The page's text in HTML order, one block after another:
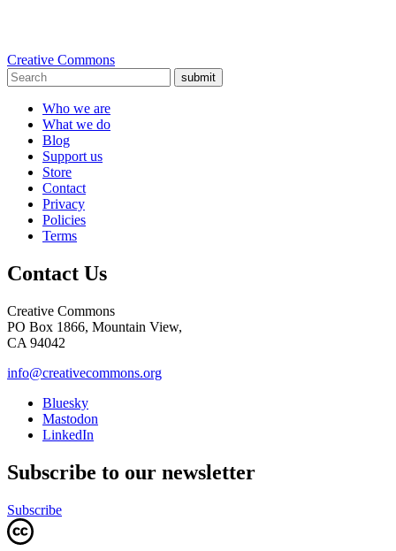
Creative Commons
submit
Who we are
What we do
Blog
Support us
Store
Contact
Privacy
Policies
Terms
Contact Us
Creative Commons
PO Box 1866, Mountain View,
CA 94042
info@creativecommons.org
Bluesky
Mastodon
LinkedIn
Subscribe to our newsletter
Subscribe